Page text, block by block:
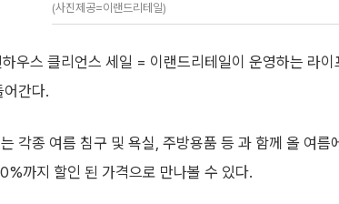
(사진제공=이랜드리테일)
우스 클리언스 세일 = 이랜드리테일이 운영하는 라
어간다.
각종 여름 침구 및 욕실, 주방용품 등 과 함께 올 여름
까지 할인 된 가격으로 만나볼 수 있다.